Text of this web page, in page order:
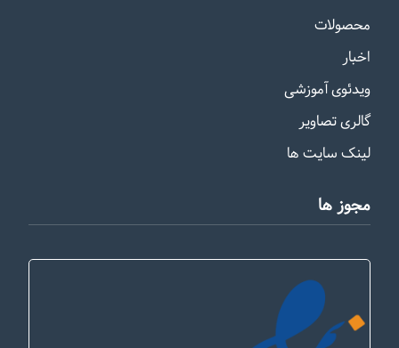
محصولات
اخبار
ویدئوی آموزشی
گالری تصاویر
لینک سایت ها
مجوز ها